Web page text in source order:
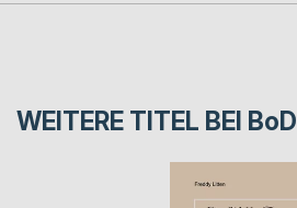
WEITERE TITEL BEI BoD